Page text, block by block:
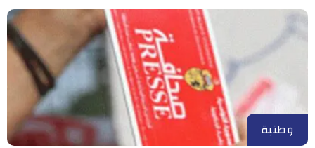
وطنية